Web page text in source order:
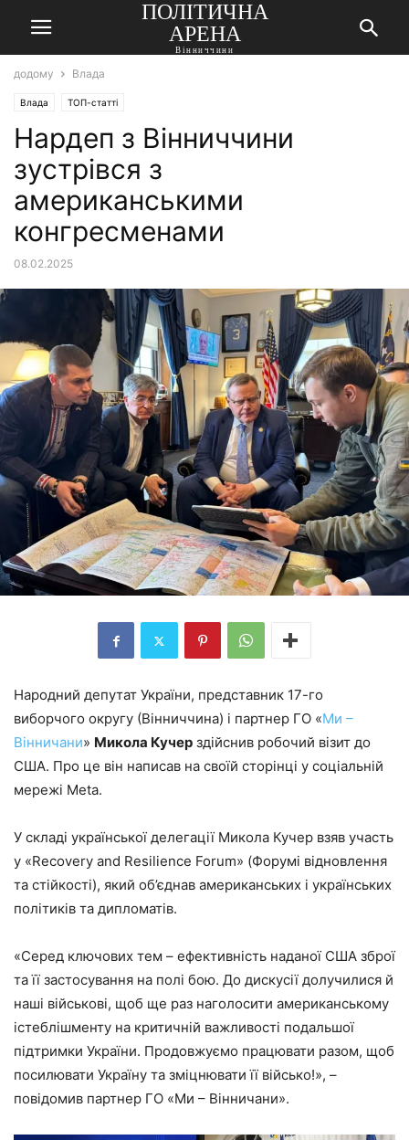
ПОЛІТИЧНА
АРЕНА
Вінниччини
додому Влада
Влада ТОП-статті
Нардеп з Вінниччини
зустрівся з
американськими
конгресменами
08.02.2025
Народний депутат України, представник 17-го
виборчого округу (Вінниччина) і партнер ГО «Ми –
Вінничани» Микола Кучер здійснив робочий візит до
США. Про це він написав на своїй сторінці у соціальній
мережі Meta.
У складі української делегації Микола Кучер взяв участь
у «Recovery and Resilience Forum» (Форумі відновлення
та стійкості), який об’єднав американських і українських
політиків та дипломатів.
«Серед ключових тем – ефективність наданої США зброї
та її застосування на полі бою. До дискусії долучилися й
наші військові, щоб ще раз наголосити американському
істеблішменту на критичній важливості подальшої
підтримки України. Продовжуємо працювати разом, щоб
посилювати Україну та зміцнювати її військо!», –
повідомив партнер ГО «Ми – Вінничани».